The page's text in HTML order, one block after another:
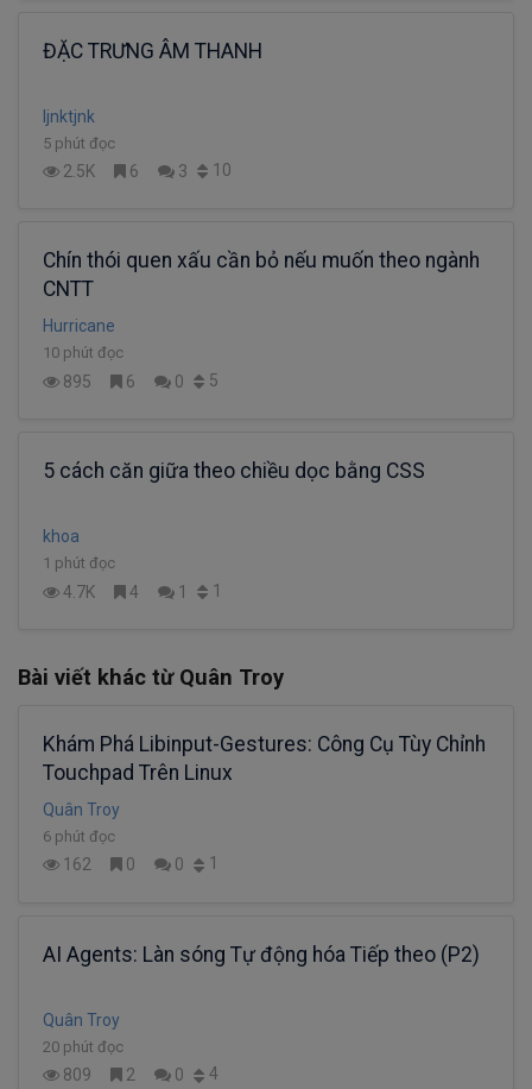
ĐẶC TRƯNG ÂM THANH
ljnktjnk
5 phút đọc
2.5K 6 3 10
Chín thói quen xấu cần bỏ nếu muốn theo ngành
CNTT
Hurricane
10 phút đọc
895 6 0 5
5 cách căn giữa theo chiều dọc bằng CSS
khoa
1 phút đọc
4.7K 4 1 1
Bài viết khác từ Quân Troy
Khám Phá Libinput-Gestures: Công Cụ Tùy Chỉnh
Touchpad Trên Linux
Quân Troy
6 phút đọc
162 0 0 1
AI Agents: Làn sóng Tự động hóa Tiếp theo (P2)
Quân Troy
20 phút đọc
809 2 0 4